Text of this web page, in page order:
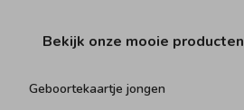
Bekijk onze mooie producten
Geboortekaartje jongen